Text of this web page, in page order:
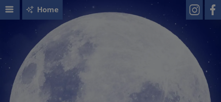
Home